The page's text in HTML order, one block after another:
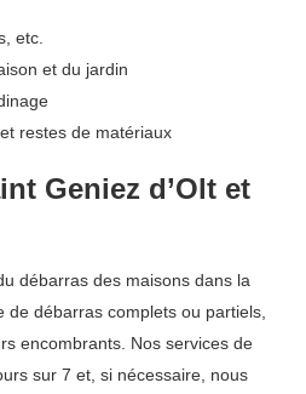
etc.
et du jardin
restes de matériaux
Geniez d’Olt et
débarras des maisons dans la
de débarras complets ou partiels,
encombrants. Nos services de
sur 7 et, si nécessaire, nous